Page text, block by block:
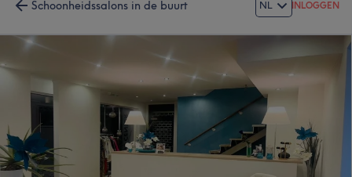
Schoonheidssalons in de buurt NL INLOGGEN